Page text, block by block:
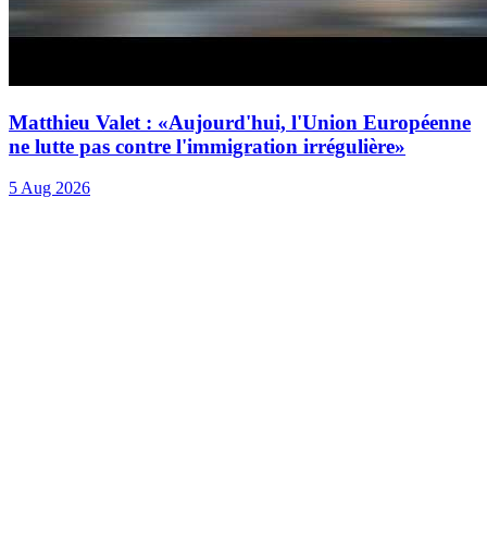
Matthieu Valet : «Aujourd'hui, l'Union Européenne
ne lutte pas contre l'immigration irrégulière»
5 Aug 2026